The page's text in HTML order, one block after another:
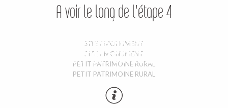
A voir le long de l'étape 4
Eglise St Martin
SITE / MONUMENT
Eglise Notre Dame de la Route
SITE / MONUMENT
Fontaine de l'ânier
PETIT PATRIMOINE RURAL
Lavoir de Fontanières
PETIT PATRIMOINE RURAL